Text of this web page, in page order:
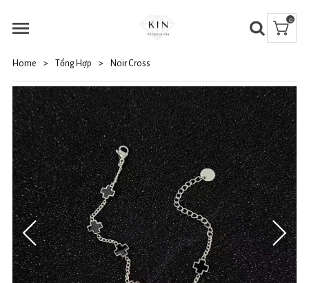
0
Home > Tổng Hợp > Noir Cross